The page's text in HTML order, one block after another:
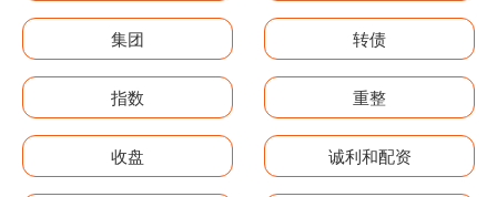
集团 转债
指数 重整
收盘 诚利和配资